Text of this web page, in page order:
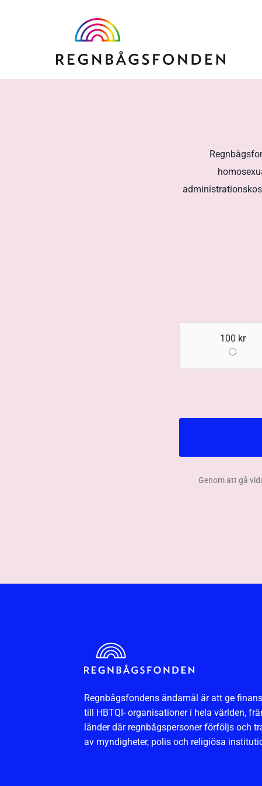
100 kr
Genom att gå
Regnbågsfondens ändamål är att ge
till HBTQI- organisationer i hela världen,
länder där regnbågspersoner förföljs och
av myndigheter, polis och religiösa